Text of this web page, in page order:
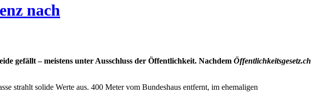
nach
gefällt – meistens unter Ausschluss der Öffentlichkeit. Nachdem Öffentlichkeitsgesetz.ch
strahlt solide Werte aus. 400 Meter vom Bundeshaus entfernt, im ehemaligen